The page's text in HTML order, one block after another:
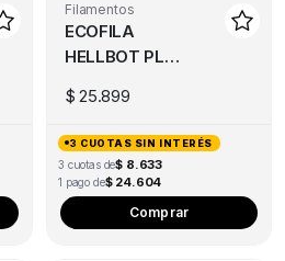
Filamentos
ECOFILA
HELLBOT PLA
$ 25.899
3 CUOTAS SIN INTERÉS
3 cuotas de$ 8.633
1 pago de$ 24.604
Comprar